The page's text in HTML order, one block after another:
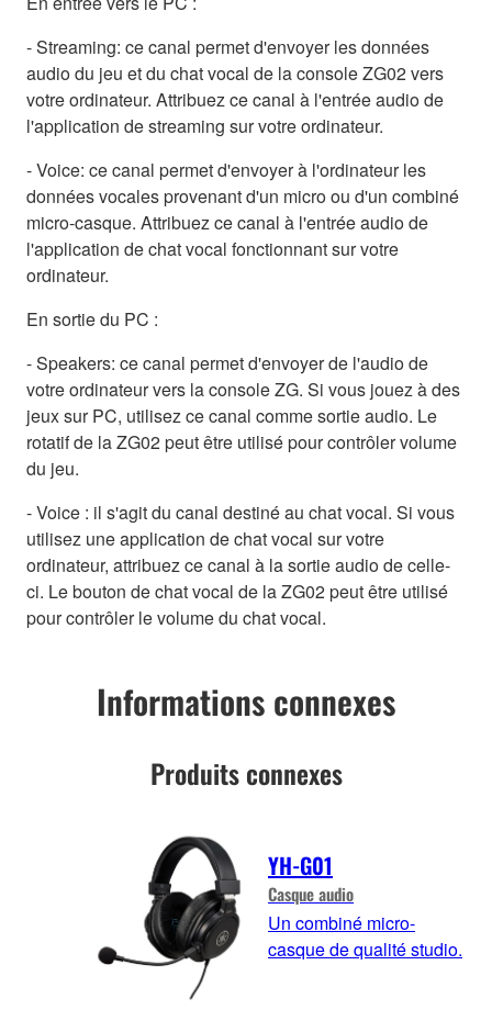
- Streaming: ce canal permet d'envoyer les données
audio du jeu et du chat vocal de la console ZG02 vers
votre ordinateur. Attribuez ce canal à l'entrée audio de
l'application de streaming sur votre ordinateur.
- Voice: ce canal permet d'envoyer à l'ordinateur les
données vocales provenant d'un micro ou d'un combiné
micro-casque. Attribuez ce canal à l'entrée audio de
l'application de chat vocal fonctionnant sur votre
ordinateur.
En sortie du PC :
- Speakers: ce canal permet d'envoyer de l'audio de
votre ordinateur vers la console ZG. Si vous jouez à des
jeux sur PC, utilisez ce canal comme sortie audio. Le
rotatif de la ZG02 peut être utilisé pour contrôler volume
du jeu.
- Voice : il s'agit du canal destiné au chat vocal. Si vous
utilisez une application de chat vocal sur votre
ordinateur, attribuez ce canal à la sortie audio de celle-
ci. Le bouton de chat vocal de la ZG02 peut être utilisé
pour contrôler le volume du chat vocal.
Informations connexes
Produits connexes
YH-G01
Casque audio
Un combiné micro-
casque de qualité studio.